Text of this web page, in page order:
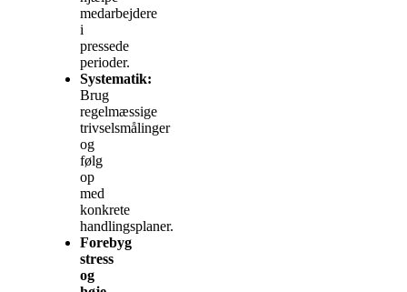
medarbejdere
i
pressede
perioder.
Systematik:
Brug
regelmæssige
trivselsmålinger
og
følg
op
med
konkrete
handlingsplaner.
Forebyg
stress
og